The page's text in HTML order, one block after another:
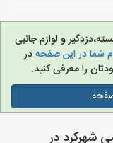
و لوازم جانبی
شما در این صفحهدر
را معرفی کنید.
شهرکرد در